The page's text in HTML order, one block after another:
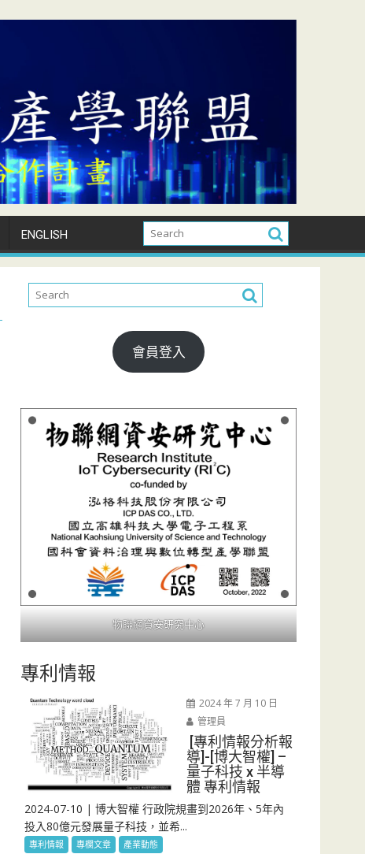
ENGLISH
會員登入
物聯網資安研究中心
專利情報
2024 年 7 月 10 日
管理員
[專利情報分析報
導]-[博大智權] –
量子科技 x 半導
體 專利情報
2024-07-10 | 博大智權 行政院規畫到2026年、5年內
投入80億元發展量子科技，並希...
專利情報 專欄文章 產業動態